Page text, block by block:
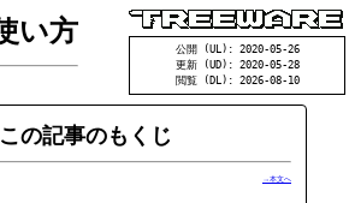
い方
公開 (UL): 2020-05-26
更新 (UD): 2020-05-28
閲覧 (DL): 2026-08-10
この記事のもくじ
→本文へ